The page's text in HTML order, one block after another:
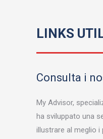
LINKS
Consulta i
My Advisor,
ha sviluppato una
illustrare al meglio i
costi bassi in tempi rapidi